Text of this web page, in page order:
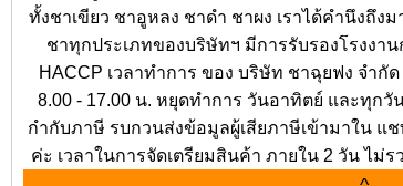
ทั้งชาเขียว ชาอูหลง ชาดำ ชาผง เราได้คำนึงถึ
ชาทุกประเภทของบริษัทฯ มีการรับรองโรงงา
HACCP เวลาทำการ ของ บริษัท ชาฉุยฟง จำกั
8.00 - 17.00 น. หยุดทำการ วันอาทิตย์ และทุก
กำกับภาษี รบกวนส่งข้อมูลผู้เสียภาษีเข้ามาใน แ
ค่ะ เวลาในการจัดเตรียมสินค้า ภายใน 2 วัน ไ